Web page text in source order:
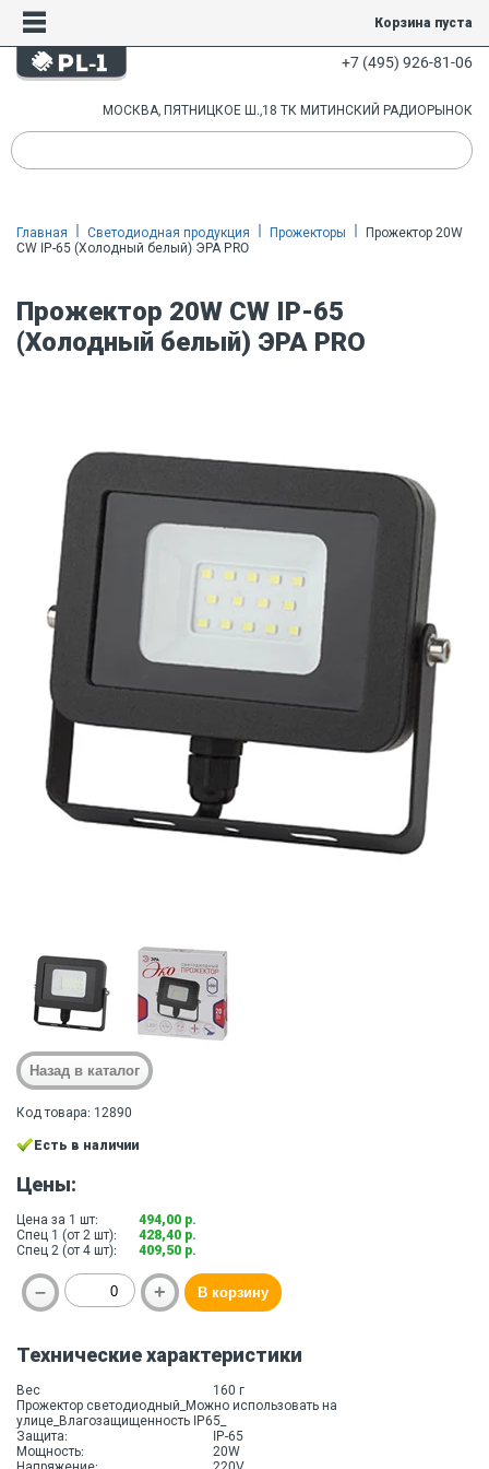
Корзина пуста
+7 (495) 926-81-06
МОСКВА, ПЯТНИЦКОЕ Ш.,18 ТК МИТИНСКИЙ РАДИОРЫНОК
Главная Светодиодная продукция Прожекторы
Прожектор 20W
CW IP-65 (Холодный белый) ЭРА PRO
Прожектор 20W CW IP-65
(Холодный белый) ЭРА PRO
Код товара: 12890
Есть в наличии
Цены:
Цена за 1 шт:
494,00 р.
Спец 1 (от 2 шт):
428,40 р.
Спец 2 (от 4 шт):
409,50 р.
Технические характеристики
Вес
160 г
Прожектор светодиодный_Можно использовать на
улице_Влагозащищенность IP65_
Защита:
IP-65
Мощность:
20W